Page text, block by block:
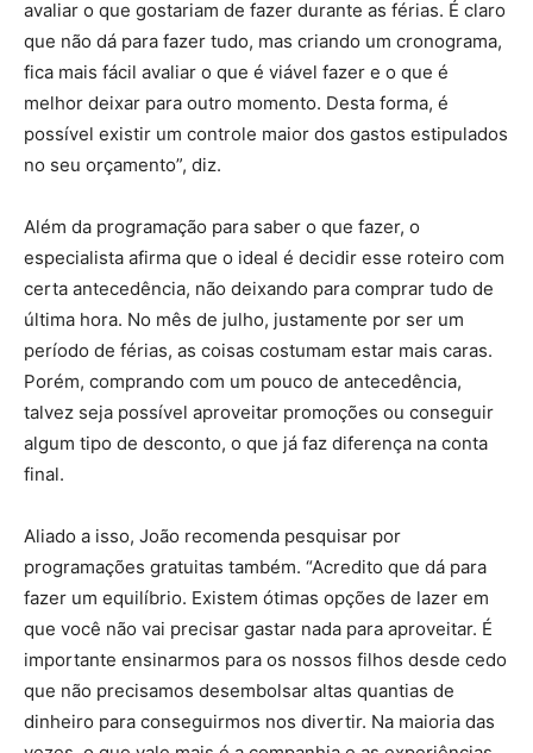
avaliar o que gostariam de fazer durante as férias. É claro
que não dá para fazer tudo, mas criando um cronograma,
fica mais fácil avaliar o que é viável fazer e o que é
melhor deixar para outro momento. Desta forma, é
possível existir um controle maior dos gastos estipulados
no seu orçamento”, diz.
Além da programação para saber o que fazer, o
especialista afirma que o ideal é decidir esse roteiro com
certa antecedência, não deixando para comprar tudo de
última hora. No mês de julho, justamente por ser um
período de férias, as coisas costumam estar mais caras.
Porém, comprando com um pouco de antecedência,
talvez seja possível aproveitar promoções ou conseguir
algum tipo de desconto, o que já faz diferença na conta
final.
Aliado a isso, João recomenda pesquisar por
programações gratuitas também. “Acredito que dá para
fazer um equilíbrio. Existem ótimas opções de lazer em
que você não vai precisar gastar nada para aproveitar. É
importante ensinarmos para os nossos filhos desde cedo
que não precisamos desembolsar altas quantias de
dinheiro para conseguirmos nos divertir. Na maioria das